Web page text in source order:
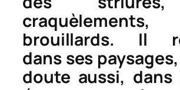
brouillards. Il
dans ses
doute aussi, dans